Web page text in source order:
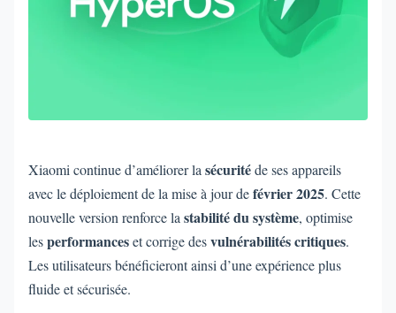
Xiaomi continue d’améliorer la sécuritéde ses appareils
avec le déploiement de la mise à jour defévrier 2025. Cette
nouvelle version renforce la stabilité du système, optimise
lesperformanceset corrige desvulnérabilités critiques.
Les utilisateurs bénéficieront ainsi d’une expérience plus
fluide et sécurisée.